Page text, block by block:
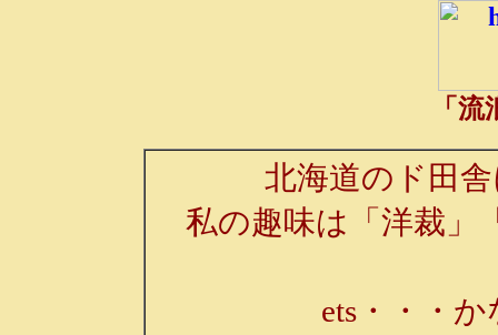
「
北海道のド田
私の趣味は「洋裁」
ets・・・